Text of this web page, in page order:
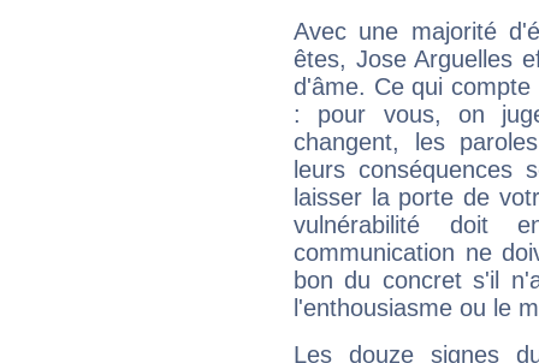
Avec une majorité
êtes, Jose Arguelles
d'âme. Ce qui
: pour vous, on
changent, les
leurs conséquences
laisser la porte de
vulnérabilité doit
communication ne
bon du concret s'il
l'enthousiasme ou le
Les douze signes